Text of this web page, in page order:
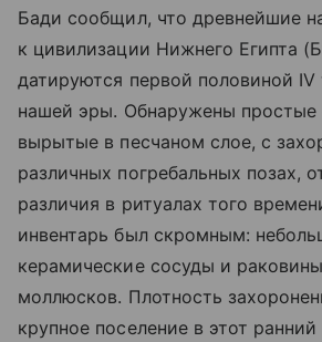
Бади сообщил, что древнейшие
к цивилизации Нижнего Египта
датируются первой половиной IV
нашей эры. Обнаружены
вырытые в песчаном слое, с
различных погребальных позах,
различия в ритуалах того
инвентарь был скромным:
керамические сосуды и
моллюсков. Плотность
крупное поселение в этот